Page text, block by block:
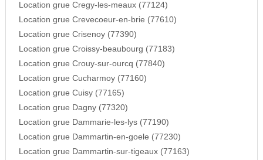
Location grue Cregy-les-meaux (77124)
Location grue Crevecoeur-en-brie (77610)
Location grue Crisenoy (77390)
Location grue Croissy-beaubourg (77183)
Location grue Crouy-sur-ourcq (77840)
Location grue Cucharmoy (77160)
Location grue Cuisy (77165)
Location grue Dagny (77320)
Location grue Dammarie-les-lys (77190)
Location grue Dammartin-en-goele (77230)
Location grue Dammartin-sur-tigeaux (77163)